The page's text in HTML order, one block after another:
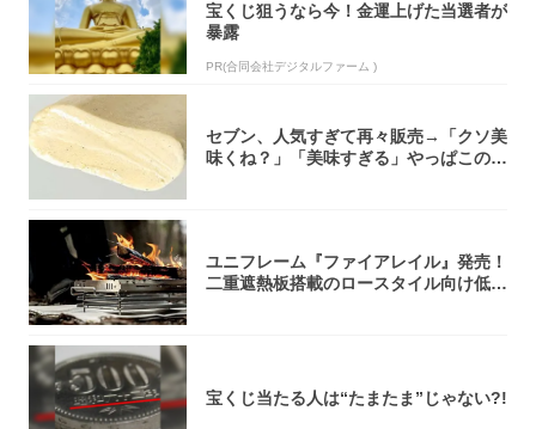
宝くじ狙うなら今！金運上げた当選者が
暴露
PR(合同会社デジタルファーム )
セブン、人気すぎて再々販売→「クソ美
味くね？」「美味すぎる」やっぱこのク
ユニフレーム『ファイアレイル』発売！
二重遮熱板搭載のロースタイル向け低型
宝くじ当たる人は“たまたま”じゃない?!